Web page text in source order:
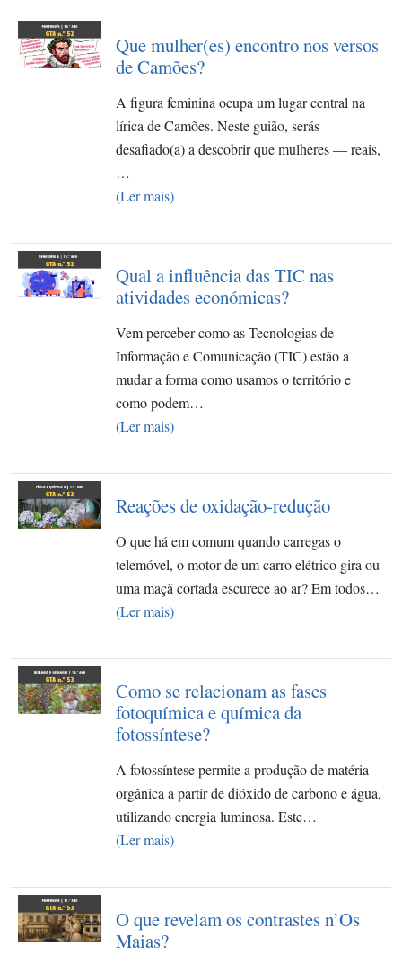
Que mulher(es) encontro nos versos
de Camões?
A figura feminina ocupa um lugar central na
lírica de Camões. Neste guião, serás
desafiado(a) a descobrir que mulheres — reais,
…
(Ler mais)
Qual a influência das TIC nas
atividades económicas?
Vem perceber como as Tecnologias de
Informação e Comunicação (TIC) estão a
mudar a forma como usamos o território e
como podem…
(Ler mais)
Reações de oxidação-redução
O que há em comum quando carregas o
telemóvel, o motor de um carro elétrico gira ou
uma maçã cortada escurece ao ar? Em todos…
(Ler mais)
Como se relacionam as fases
fotoquímica e química da
fotossíntese?
A fotossíntese permite a produção de matéria
orgânica a partir de dióxido de carbono e água,
utilizando energia luminosa. Este…
(Ler mais)
O que revelam os contrastes n’Os
Maias?